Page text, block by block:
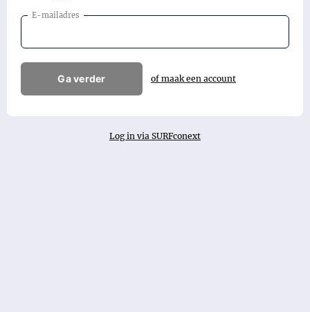
E-mailadres
Ga verder of maak een account
Log in via SURFconext